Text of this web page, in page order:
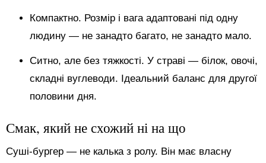
Компактно. Розмір і вага адаптовані під одну
людину — не занадто багато, не занадто мало.
Ситно, але без тяжкості. У страві — білок, овочі,
складні вуглеводи. Ідеальний баланс для другої
половини дня.
Смак, який не схожий ні на що
Суші-бургер — не калька з ролу. Він має власну